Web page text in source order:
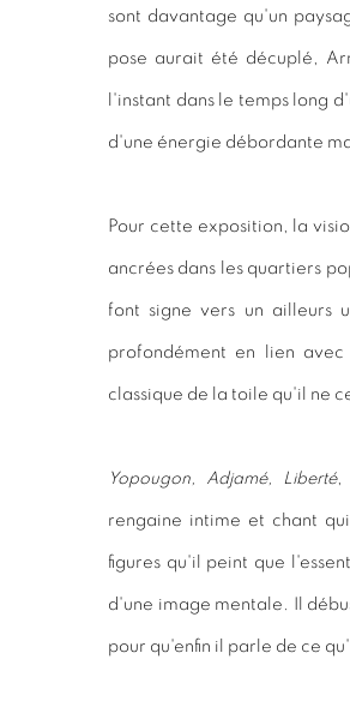
sont davantage qu'un
pose aurait été décuplé,
l'instant dans le temps long
d'une énergie débordante
Pour cette exposition, la
ancrées dans les quartiers
font signe vers un ailleurs
profondément en lien
classique de la toile qu'il ne
Yopougon, Adjamé, Liberté,
rengaine intime et chant
figures qu'il peint que
d'une image mentale. Il
pour qu'enfin il parle de ce